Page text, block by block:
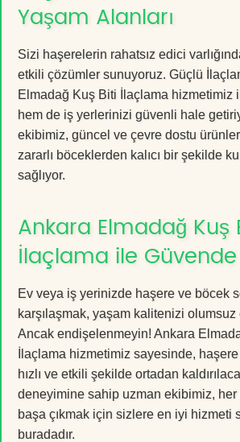
Yaşam Alanları
Sizi haşerelerin rahatsız edici
etkili çözümler sunuyoruz. Güçlü
Elmadağ Kuş Biti İlaçlama hizmetimiz
hem de iş yerlerinizi güvenli hale
ekibimiz, güncel ve çevre dostu
zararlı böceklerden kalıcı bir şekilde
sağlıyor.
Ankara Elmadağ Kuş
İlaçlama ile Güvende
Ev veya iş yerinizde haşere ve böcek
karşılaşmak, yaşam kalitenizi
Ancak endişelenmeyin! Ankara
İlaçlama hizmetimiz sayesinde,
hızlı ve etkili şekilde ortadan
deneyimine sahip uzman ekibimiz, her
başa çıkmak için sizlere en iyi hizmeti
buradadır.